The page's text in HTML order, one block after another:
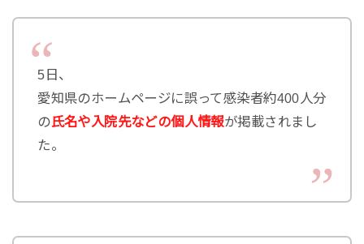
5日、
愛知県のホームページに誤って感染者約400人分
の氏名や入院先などの個人情報が掲載されまし
た。